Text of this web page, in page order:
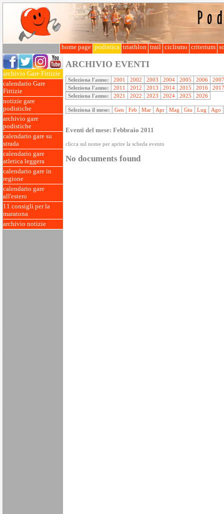
home page podistica triathlon trail ciclismo criterium
archivio Gare Fittizie
calendario Gare
Fittizie
notizie gare
podistiche
archivio gare
podistiche
calendario gare su
strada
calendario gare
atletica leggera
calendario gare in
regione
calendario gare
all'estero
11 consigli per la
maratona
archivio notizie
ARCHIVIO EVENTI
Seleziona l'anno: 2001 2002 2003 2004 2005 2006
2007
Seleziona l'anno:
2011 2012 2013 2014 2015 2016
2017
Seleziona l'anno:
2021 2022 2023 2024 2025 2026
Seleziona il mese: Gen Feb Mar Apr Mag Giu Lug Ago
Eventi del mese: Febbraio 2011
clicca sul nome per aprire la scheda evento
No documents found